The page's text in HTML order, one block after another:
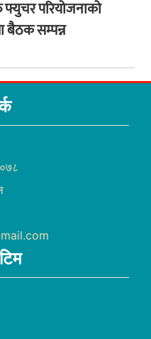
फ्युचर परियोजनाको
बैठक सम्पन्न